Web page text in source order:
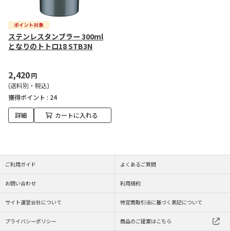
ステンレスタンブラー 300ml
となりのトトロ18 STB3N
2,420円
(送料別・税込)
獲得ポイント : 24
詳細 カートに入れる
ご利用ガイド よくあるご質問
お問い合わせ 利用規約
サイト運営会社について 特定商取引法に基づく表記について
プライバシーポリシー 商品のご提案はこちら